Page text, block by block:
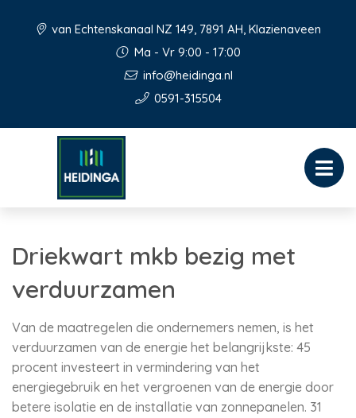
van Echtenskanaal NZ 149, 7891 AH, Klazienaveen
Ma - Vr 9:00 - 17:00
info@heidinga.nl
0591-315504
Driekwart mkb bezig met
verduurzamen
Van de maatregelen die ondernemers nemen, is het
verduurzamen van de energie het belangrijkste: 45
procent investeert in vermindering van het
energiegebruik en het vergroenen van de energie door
betere isolatie en de installatie van zonnepanelen. 31